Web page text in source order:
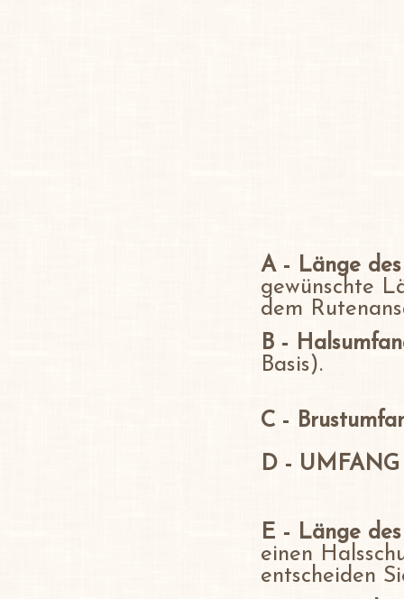
A - Länge des
gewünschte
dem
B -
Basis).
C -
D -
E - Länge
einen
entscheiden